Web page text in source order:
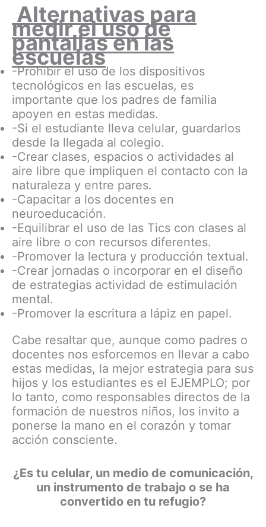
Alternativas para
medir el uso de
pantallas en las
escuelas
-Prohibir el uso de los dispositivos
tecnológicos en las escuelas, es
importante que los padres de familia
apoyen en estas medidas.
-Si el estudiante lleva celular, guardarlos
desde la llegada al colegio.
-Crear clases, espacios o actividades al
aire libre que impliquen el contacto con la
naturaleza y entre pares.
-Capacitar a los docentes en
neuroeducación.
-Equilibrar el uso de las Tics con clases al
aire libre o con recursos diferentes.
-Promover la lectura y producción textual.
-Crear jornadas o incorporar en el diseño
de estrategias actividad de estimulación
mental.
-Promover la escritura a lápiz en papel.
Cabe resaltar que, aunque como padres o
docentes nos esforcemos en llevar a cabo
estas medidas, la mejor estrategia para sus
hijos y los estudiantes es el EJEMPLO; por
lo tanto, como responsables directos de la
formación de nuestros niños, los invito a
ponerse la mano en el corazón y tomar
acción consciente.
¿Es tu celular, un medio de comunicación,
un instrumento de trabajo o se ha
convertido en tu refugio?